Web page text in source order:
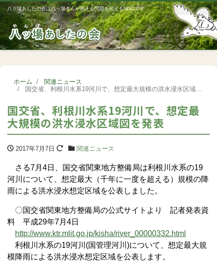
八ッ場あしたの会は八ッ場ダムが抱える問題を伝えるNGOです
ホーム
関連ニュース
国交省、利根川水系19河川で、想定最大規模の洪水浸水区域図を発表
国交省、利根川水系19河川で、想定最
大規模の洪水浸水区域図を発表
2017年7月7日 関連ニュース
さる7月4日、国交省関東地方整備局は利根川水系の19
河川について、想定最大（千年に一度を超える）規模の降
雨による洪水浸水想定区域を公表しました。
〇国交省関東地方整備局の公式サイトより 記者発表資
料 平成29年7月4日
http://www.ktr.mlit.go.jp/kisha/river_00000332.html
利根川水系の19河川(国管理河川)について、想定最大規
模降雨による洪水浸水想定区域を公表します。